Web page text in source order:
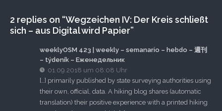
2 replies on “Wegzeichen IV: Der Kreis schließt
sich – aus Digital wird Papier”
weeklyOSM 423 | weekly – semanario – hebdo – 週刊
– týdeník – Еженедельник
01.09.2018 um 08:08 Uhr
[…] primarily published by state surveying authorities using
their own, official, data. A hiking blog shares (automatic
translation) their positive experience with a printed hiking